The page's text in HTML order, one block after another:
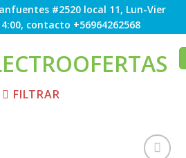
#2520 local 11, Lun-Vier
contacto +56964262568
FILTRAR